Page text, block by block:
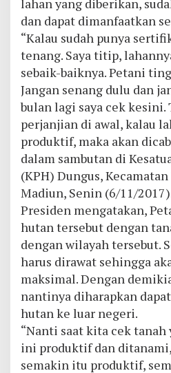
lahan yang diberikan,
dan dapat dimanfaatkan
“Kalau sudah punya
tenang. Saya titip,
sebaik-baiknya. Petani
Jangan senang dulu dan
bulan lagi saya cek kesini.
perjanjian di awal, kalau
produktif, maka akan
dalam sambutan di
(KPH) Dungus,
Madiun, Senin (6/11/
Presiden mengatakan,
hutan tersebut dengan
dengan wilayah tersebut.
harus dirawat sehingga
maksimal. Dengan
nantinya diharapkan
hutan ke luar negeri.
“Nanti saat kita cek
ini produktif dan
semakin itu produktif,